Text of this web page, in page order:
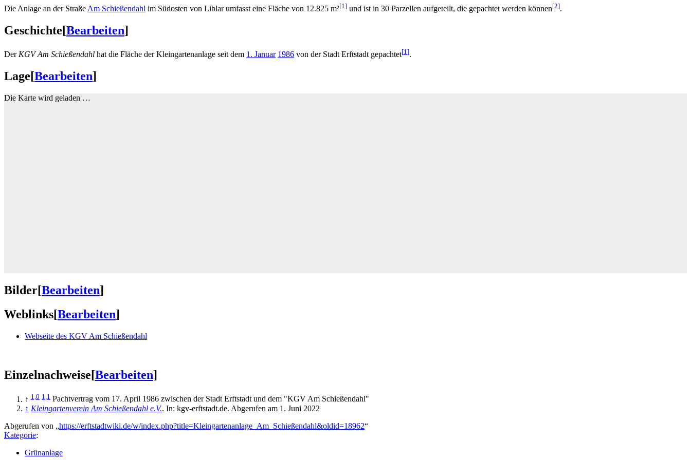
Die Anlage an der Straße Am Schießendahl im Südosten von Liblar umfasst eine Fläche von 12.825 m²[1 ] und ist in 30 Parzellen aufgeteilt, die gepachtet werden können[2].
Geschichte[Bearbeiten]
Der KGV Am Schießendahl hat die Fläche der Kleingartenanlage seit dem 1. Januar 1986 von der Stadt Erftstadt gepachtet[1 ].
Lage[Bearbeiten]
Die Karte wird geladen …
Bilder[Bearbeiten]
Weblinks[Bearbeiten]
Webseite des KGV Am Schießendahl
Einzelnachweise[Bearbeiten]
↑ 1,0 1,1 Pachtvertrag vom 17. April 1986 zwischen der Stadt Erftstadt und dem "KGV Am Schießendahl"
↑ Kleingartenverein Am Schießendahl e.V.. In: kgv-erftstadt.de. Abgerufen am 1. Juni 2022
Abgerufen von „https://erftstadtwiki.de/w/index.php?title=Kleingartenanlage_Am_Schießendahl&oldid=18962“
Kategorie:
Grünanlage